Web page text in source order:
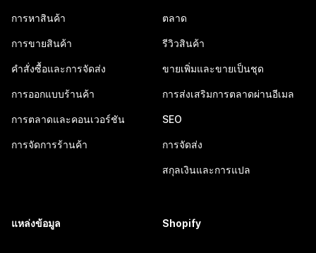
การหาสินค้า
การขายสินค้า
คำสั่งซื้อและการจัดส่ง
การออกแบบร้านค้า
การตลาดและคอนเวอร์ชัน
การจัดการร้านค้า
ตลาด
รีวิวสินค้า
ขายเพิ่มและขายเป็นชุด
การส่งเสริมการตลาดผ่านอีเมล
SEO
การจัดส่ง
สกุลเงินและการแปล
แหล่งข้อมูล Shopify